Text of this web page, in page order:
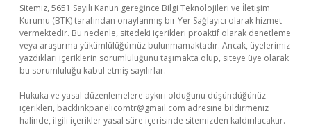
Sitemiz, 5651 Sayılı Kanun gereğince Bilgi Teknolojileri ve İletişim
Kurumu (BTK) tarafından onaylanmış bir Yer Sağlayıcı olarak hizmet
vermektedir. Bu nedenle, sitedeki içerikleri proaktif olarak denetleme
veya araştırma yükümlülüğümüz bulunmamaktadır. Ancak, üyelerimiz
yazdıkları içeriklerin sorumluluğunu taşımakta olup, siteye üye olarak
bu sorumluluğu kabul etmiş sayılırlar.
Hukuka ve yasal düzenlemelere aykırı olduğunu düşündüğünüz
içerikleri, backlinkpanelicomtr@gmail.com adresine bildirmeniz
halinde, ilgili içerikler yasal süre içerisinde sitemizden kaldırılacaktır.